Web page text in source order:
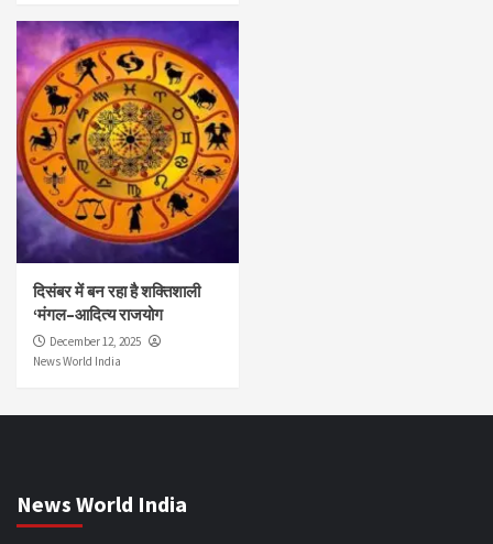
दिसंबर में बन रहा है शक्तिशाली
‘मंगल–आदित्य राजयोग
December 12, 2025
News World India
News World India